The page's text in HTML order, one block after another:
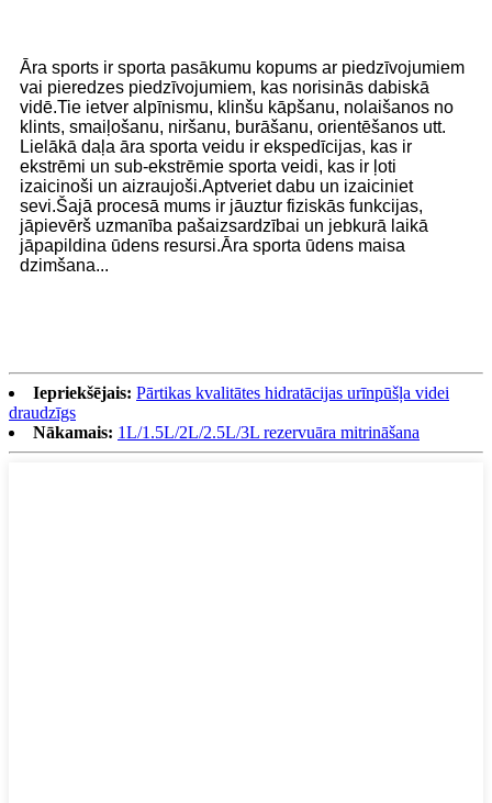
Āra sports ir sporta pasākumu kopums ar piedzīvojumiem
vai pieredzes piedzīvojumiem, kas norisinās dabiskā
vidē.Tie ietver alpīnismu, klinšu kāpšanu, nolaišanos no
klints, smaiļošanu, niršanu, burāšanu, orientēšanos utt.
Lielākā daļa āra sporta veidu ir ekspedīcijas, kas ir
ekstrēmi un sub-ekstrēmie sporta veidi, kas ir ļoti
izaicinoši un aizraujoši.Aptveriet dabu un izaiciniet
sevi.Šajā procesā mums ir jāuztur fiziskās funkcijas,
jāpievērš uzmanība pašaizsardzībai un jebkurā laikā
jāpapildina ūdens resursi.Āra sporta ūdens maisa
dzimšana...
Iepriekšējais: Pārtikas kvalitātes hidratācijas urīnpūšļa videi
draudzīgs
Nākamais: 1L/1.5L/2L/2.5L/3L rezervuāra mitrināšana